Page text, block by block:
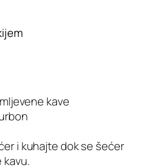
kave
i kuhajte dok se šećer
kavu.